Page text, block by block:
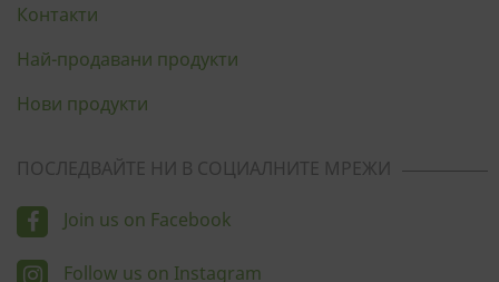
Контакти
Най-продавани продукти
Нови продукти
ПОСЛЕДВАЙТЕ НИ В СОЦИАЛНИТЕ МРЕЖИ
Join us on Facebook
Follow us on Instagram